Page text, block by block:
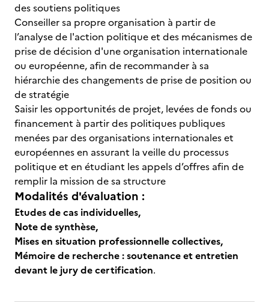
des soutiens politiques
Conseiller sa propre organisation à partir de
l’analyse de l'action politique et des mécanismes de
prise de décision d'une organisation internationale
ou européenne, afin de recommander à sa
hiérarchie des changements de prise de position ou
de stratégie
Saisir les opportunités de projet, levées de fonds ou
financement à partir des politiques publiques
menées par des organisations internationales et
européennes en assurant la veille du processus
politique et en étudiant les appels d’offres afin de
remplir la mission de sa structure
Modalités d'évaluation :
Etudes de cas individuelles,
Note de synthèse,
Mises en situation professionnelle collectives,
Mémoire de recherche : soutenance et entretien
devant le jury de certification.